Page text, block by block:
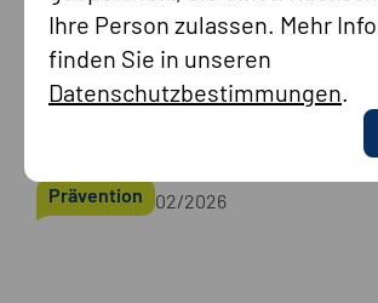
Ihre Person zulassen. Mehr
finden Sie in unseren
Datenschutzbestimmungen.
„Gesellschaft beruht auf
Gedanken von Fairness“
Die CMS Stiftung fördert Projekte, die
ihrem Recht verhelfen. Denn nur wer
Prävention 02/2026